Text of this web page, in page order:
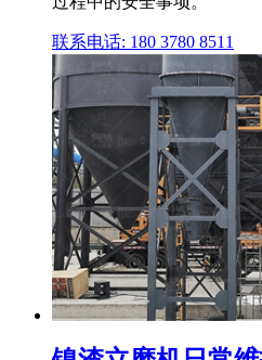
联系电话: 180 3780 8511